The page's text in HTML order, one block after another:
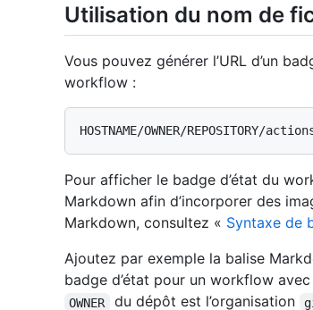
Utilisation du nom de
Vous pouvez générer l’URL d’un
workflow :
Pour afficher le badge d’état du
Markdown afin d’incorporer des
Markdown, consultez « Syntaxe de
Ajoutez par exemple la balise
badge d’état pour un workflow
OWNER du dépôt est l’organisation